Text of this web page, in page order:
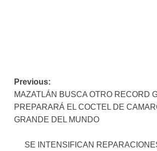
Post
navigation
Previous:
MAZATLÁN BUSCA OTRO RECORD
PREPARARÁ EL COCTEL DE
GRANDE DEL MUNDO
SE INTENSIFICAN